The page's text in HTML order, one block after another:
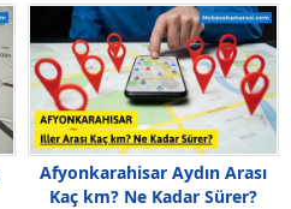
Afyonkarahisar Aydın Arası
Kaç km? Ne Kadar Sürer?